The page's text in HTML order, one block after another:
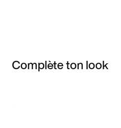
Complète ton look